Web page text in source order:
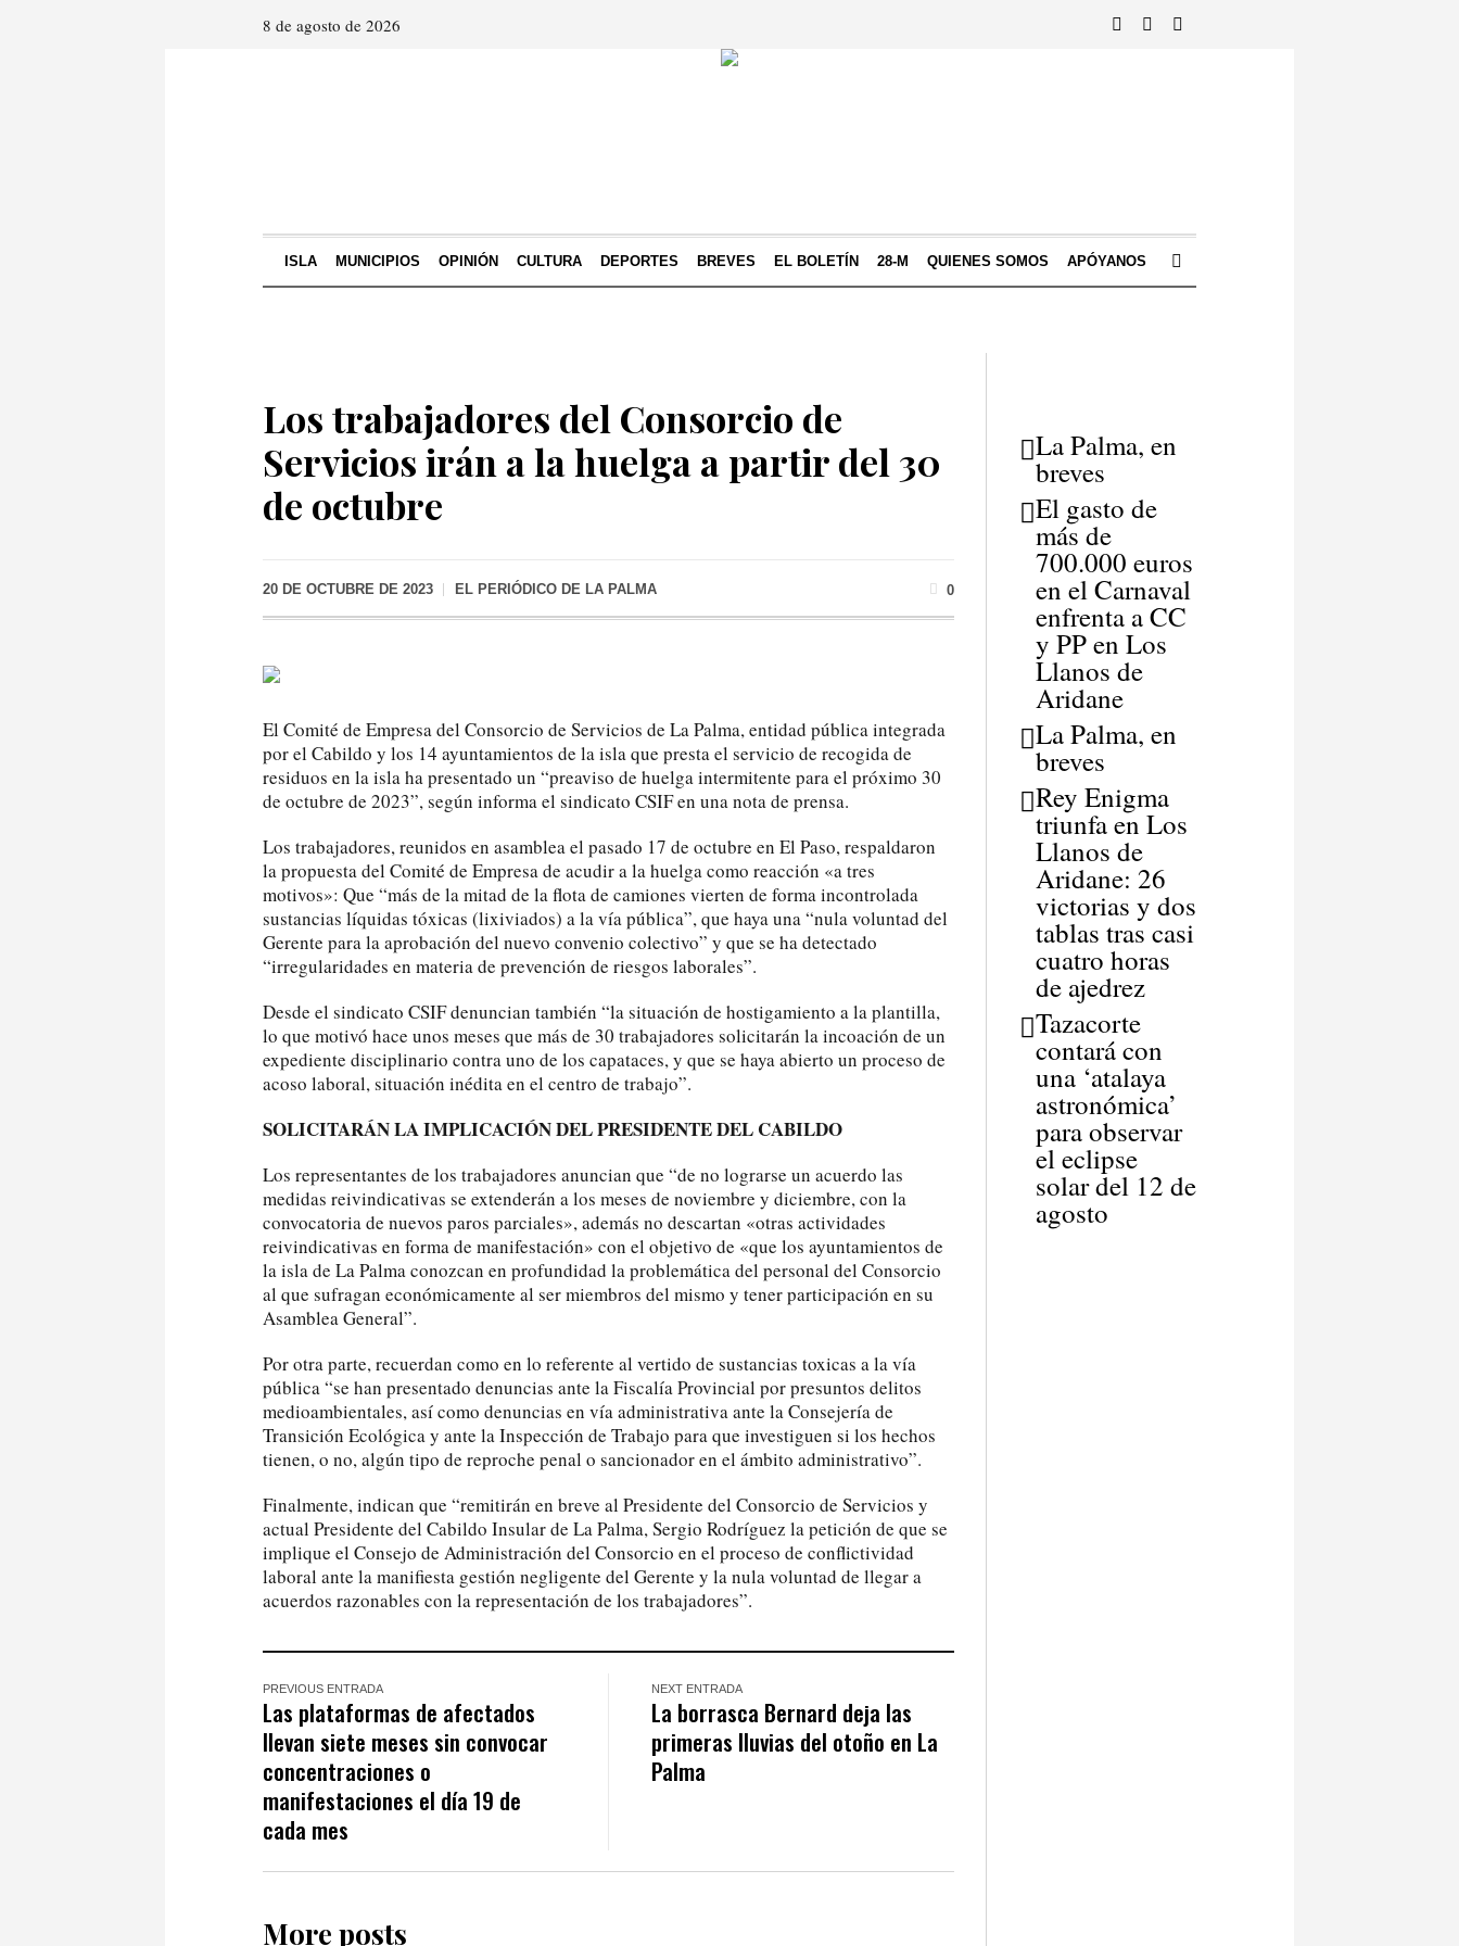
8 de agosto de 2026
ISLA MUNICIPIOS OPINIÓN CULTURA DEPORTES BREVES EL BOLETÍN 28-M QUIENES SOMOS APÓYANOS
Los trabajadores del Consorcio de
Servicios irán a la huelga a partir del 30
de octubre
20 DE OCTUBRE DE 2023 EL PERIÓDICO DE LA PALMA 0
El Comité de Empresa del Consorcio de Servicios de La Palma, entidad pública integrada
por el Cabildo y los 14 ayuntamientos de la isla que presta el servicio de recogida de
residuos en la isla ha presentado un “preaviso de huelga intermitente para el próximo 30
de octubre de 2023”, según informa el sindicato CSIF en una nota de prensa.
Los trabajadores, reunidos en asamblea el pasado 17 de octubre en El Paso, respaldaron
la propuesta del Comité de Empresa de acudir a la huelga como reacción «a tres
motivos»: Que “más de la mitad de la flota de camiones vierten de forma incontrolada
sustancias líquidas tóxicas (lixiviados) a la vía pública”, que haya una “nula voluntad del
Gerente para la aprobación del nuevo convenio colectivo” y que se ha detectado
“irregularidades en materia de prevención de riesgos laborales”.
Desde el sindicato CSIF denuncian también “la situación de hostigamiento a la plantilla,
lo que motivó hace unos meses que más de 30 trabajadores solicitarán la incoación de un
expediente disciplinario contra uno de los capataces, y que se haya abierto un proceso de
acoso laboral, situación inédita en el centro de trabajo”.
SOLICITARÁN LA IMPLICACIÓN DEL PRESIDENTE DEL CABILDO
Los representantes de los trabajadores anuncian que “de no lograrse un acuerdo las
medidas reivindicativas se extenderán a los meses de noviembre y diciembre, con la
convocatoria de nuevos paros parciales», además no descartan «otras actividades
reivindicativas en forma de manifestación» con el objetivo de «que los ayuntamientos de
la isla de La Palma conozcan en profundidad la problemática del personal del Consorcio
al que sufragan económicamente al ser miembros del mismo y tener participación en su
Asamblea General”.
Por otra parte, recuerdan como en lo referente al vertido de sustancias toxicas a la vía
pública “se han presentado denuncias ante la Fiscalía Provincial por presuntos delitos
medioambientales, así como denuncias en vía administrativa ante la Consejería de
Transición Ecológica y ante la Inspección de Trabajo para que investiguen si los hechos
tienen, o no, algún tipo de reproche penal o sancionador en el ámbito administrativo”.
Finalmente, indican que “remitirán en breve al Presidente del Consorcio de Servicios y
actual Presidente del Cabildo Insular de La Palma, Sergio Rodríguez la petición de que se
implique el Consejo de Administración del Consorcio en el proceso de conflictividad
laboral ante la manifiesta gestión negligente del Gerente y la nula voluntad de llegar a
acuerdos razonables con la representación de los trabajadores”.
PREVIOUS ENTRADA
Las plataformas de afectados
llevan siete meses sin convocar
concentraciones o
manifestaciones el día 19 de
cada mes
NEXT ENTRADA
La borrasca Bernard deja las
primeras lluvias del otoño en La
Palma
More posts
La Palma, en
breves
El gasto de
más de
700.000 euros
en el Carnaval
enfrenta a CC
y PP en Los
Llanos de
Aridane
La Palma, en
breves
Rey Enigma
triunfa en Los
Llanos de
Aridane: 26
victorias y dos
tablas tras casi
cuatro horas
de ajedrez
Tazacorte
contará con
una ‘atalaya
astronómica’
para observar
el eclipse
solar del 12 de
agosto